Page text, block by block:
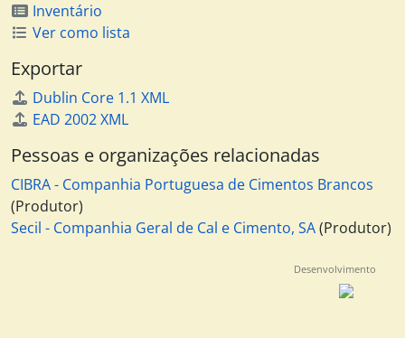
Inventário
Ver como lista
Exportar
Dublin Core 1.1 XML
EAD 2002 XML
Pessoas e organizações relacionadas
CIBRA - Companhia Portuguesa de Cimentos Brancos
(Produtor)
Secil - Companhia Geral de Cal e Cimento, SA(Produtor)
Desenvolvimento